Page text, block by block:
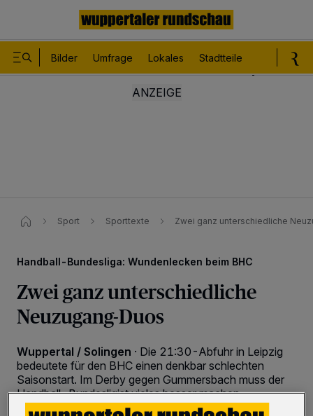
Bilder Umfrage Lokales Stadtteile
Sport Sporttexte Zwei ganz unterschiedliche
Handball-Bundesliga: Wundenlecken beim BHC
Zwei ganz unterschiedliche
Neuzugang-Duos
Wuppertal / Solingen · Die 21:30-Abfuhr in Leipzig
bedeutete für den BHC einen denkbar schlechten
Saisonstart. Im Derby gegen Gummersbach muss der
Handball-Bundesligist vieles besser machen.